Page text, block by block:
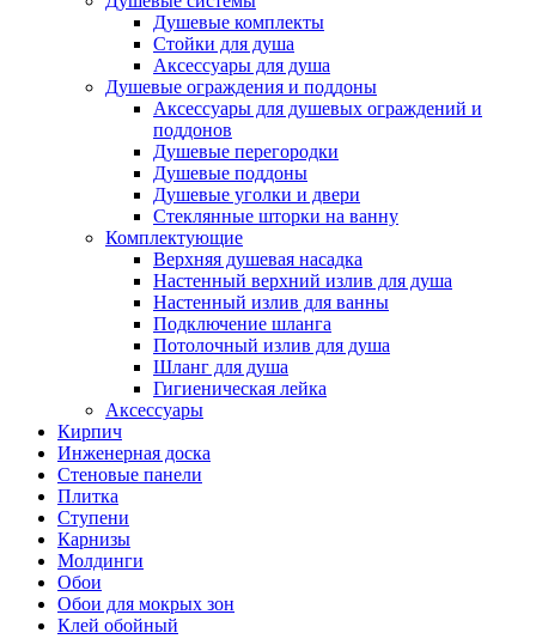
Душевые комплекты
Стойки для душа
Аксессуары для душа
Душевые ограждения и поддоны
Аксессуары для душевых ограждений и
поддонов
Душевые перегородки
Душевые поддоны
Душевые уголки и двери
Стеклянные шторки на ванну
Комплектующие
Верхняя душевая насадка
Настенный верхний излив для душа
Настенный излив для ванны
Подключение шланга
Потолочный излив для душа
Шланг для душа
Гигиеническая лейка
Аксессуары
Кирпич
Инженерная доска
Стеновые панели
Плитка
Ступени
Карнизы
Молдинги
Обои
Обои для мокрых зон
Клей обойный